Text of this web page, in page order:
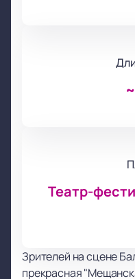
~
Театр-
Зрителей на сцене
прекрасная